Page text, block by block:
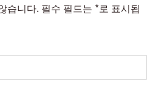
습니다. 필수 필드는 *로 표시됩